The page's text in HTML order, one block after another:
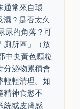
通常來自環
濕？是否太久
尿的角落？可
廁所區」（放
中央黃色顆粒
分泌物累積會
輕輕清理。如
精神食慾不
統或皮膚感